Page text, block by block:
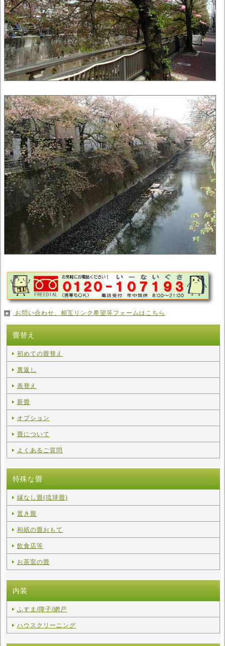
お問い合わせ、相互リンク希望等フォームはこちら
畳替え
初めての畳替え
裏返し
表替え
新畳
オプション
畳について
よくあるご質問
特殊な畳
縁なし畳(琉球畳)
置き畳
和紙の畳おもて
飲食店等
お茶室の畳
内装
ふすま/障子/網戸
ハウスクリーニング